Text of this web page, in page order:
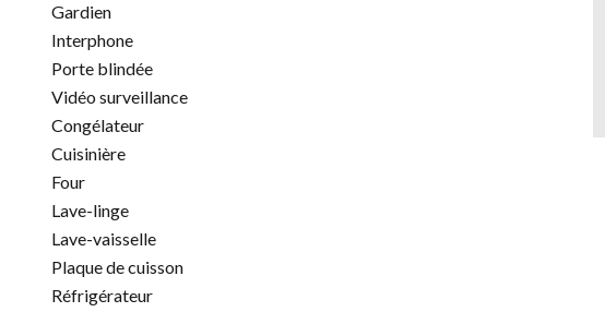
Gardien
Interphone
Porte blindée
Vidéo surveillance
Congélateur
Cuisinière
Four
Lave-linge
Lave-vaisselle
Plaque de cuisson
Réfrigérateur